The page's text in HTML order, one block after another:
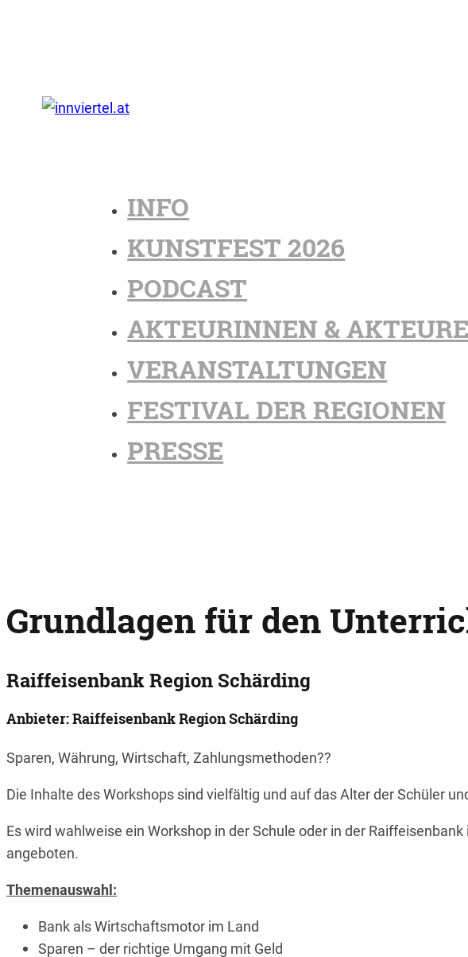
INFO
KUNSTFEST 2026
PODCAST
AKTEURINNEN & AKTEURE
VERANSTALTUNGEN
FESTIVAL DER REGIONEN
PRESSE
Grundlagen für den
Raiffeisenbank Region Schärding
Anbieter: Raiffeisenbank Region Schärding
Sparen, Währung, Wirtschaft, Zahlungsmethoden??
Die Inhalte des Workshops sind vielfältig und auf das Alter der Schüler
Es wird wahlweise ein Workshop in der Schule oder in der
angeboten.
Themenauswahl:
Bank als Wirtschaftsmotor im Land
Sparen – der richtige Umgang mit Geld